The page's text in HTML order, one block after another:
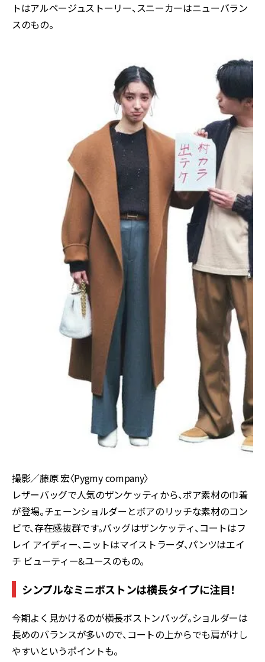
トはアルページュストーリー、スニーカーはニューバラン
スのもの。
撮影／藤原 宏〈Pygmy company〉
レザーバッグで人気のザンケッティから、ボア素材の巾着
が登場。チェーンショルダーとボアのリッチな素材のコン
ビで、存在感抜群です。バッグはザンケッティ、コートはフ
レイ アイディー、ニットはマイストラーダ、パンツはエイ
チ ビューティー&ユースのもの。
シンプルなミニボストンは横長タイプに注目！
今期よく見かけるのが横長ボストンバッグ。ショルダーは
長めのバランスが多いので、コートの上からでも肩がけし
やすいというポイントも。